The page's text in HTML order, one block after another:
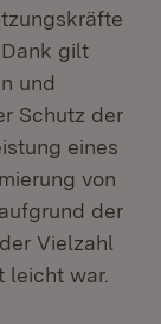
gilt
und
Schutz der
eines
von
der
Vielzahl
leicht war.